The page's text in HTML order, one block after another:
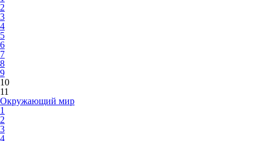
2
3
4
5
6
7
8
9
10
11
Окружающий мир
1
2
3
4